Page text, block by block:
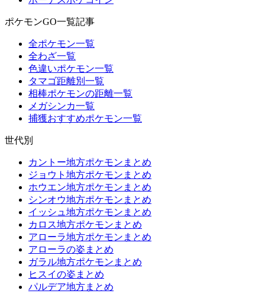
ポケモンGO一覧記事
全ポケモン一覧
全わざ一覧
色違いポケモン一覧
タマゴ距離別一覧
相棒ポケモンの距離一覧
メガシンカ一覧
捕獲おすすめポケモン一覧
世代別
カントー地方ポケモンまとめ
ジョウト地方ポケモンまとめ
ホウエン地方ポケモンまとめ
シンオウ地方ポケモンまとめ
イッシュ地方ポケモンまとめ
カロス地方ポケモンまとめ
アローラ地方ポケモンまとめ
アローラの姿まとめ
ガラル地方ポケモンまとめ
ヒスイの姿まとめ
パルデア地方まとめ